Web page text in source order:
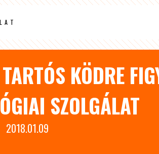
KÖDRE
SZOLGÁLAT
2018.01.09